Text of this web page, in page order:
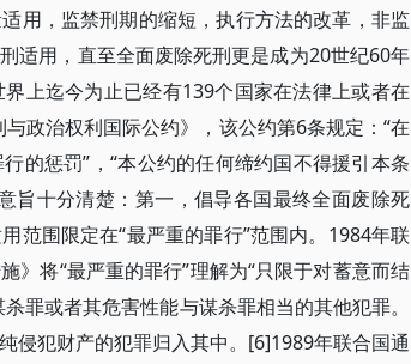
用，监禁刑期的缩短，执行方法的改革，非监
适用，直至全面废除死刑更是成为20世纪60年
上迄今为止已经有139个国家在法律上或者在
政治权利国际公约》，该公约第6条规定：“在
的惩罚”，“本公约的任何缔约国不得援引本条
旨十分清楚：第一，倡导各国最终全面废除死
范围限定在“最严重的罪行”范围内。1984年联
》将“最严重的罪行”理解为“只限于对蓄意而结
罪或者其危害性能与谋杀罪相当的其他犯罪。
侵犯财产的犯罪归入其中。[6]1989年联合国通